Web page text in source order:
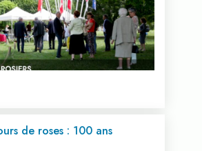
de roses : 100 ans